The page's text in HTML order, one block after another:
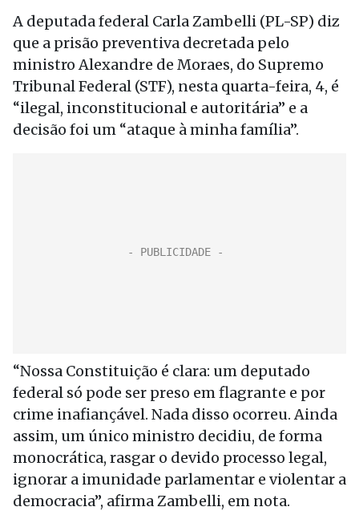
A deputada federal Carla Zambelli (PL-SP) diz
que a prisão preventiva decretada pelo
ministro Alexandre de Moraes, do Supremo
Tribunal Federal (STF), nesta quarta-feira, 4, é
“ilegal, inconstitucional e autoritária” e a
decisão foi um “ataque à minha família”.
“Nossa Constituição é clara: um deputado
federal só pode ser preso em flagrante e por
crime inafiançável. Nada disso ocorreu. Ainda
assim, um único ministro decidiu, de forma
monocrática, rasgar o devido processo legal,
ignorar a imunidade parlamentar e violentar a
democracia”, afirma Zambelli, em nota.